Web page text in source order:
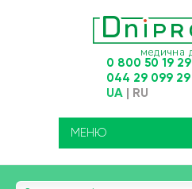
0 800 50 19 29
044 29 099 29
UA RU
МЕНЮ